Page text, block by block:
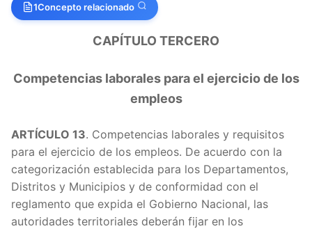
1Concepto relacionado
CAPÍTULO TERCERO
Competencias laborales para el ejercicio de los
empleos
ARTÍCULO 13. Competencias laborales y requisitos
para el ejercicio de los empleos. De acuerdo con la
categorización establecida para los Departamentos,
Distritos y Municipios y de conformidad con el
reglamento que expida el Gobierno Nacional, las
autoridades territoriales deberán fijar en los